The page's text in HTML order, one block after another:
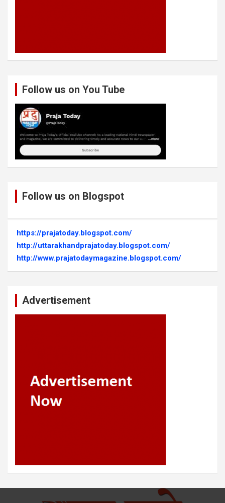
Follow us on You Tube
Follow us on Blogspot
https://prajatoday.blogspot.com/
http://uttarakhandprajatoday.blogspot.com/
http://www.prajatodaymagazine.blogspot.com/
Advertisement